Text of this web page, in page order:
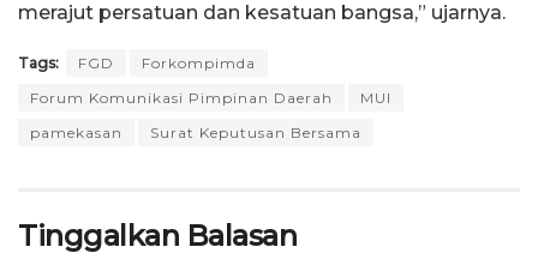
merajut persatuan dan kesatuan bangsa,” ujarnya.
Tags: FGD
Forkompimda
Forum Komunikasi Pimpinan Daerah
MUI
pamekasan
Surat Keputusan Bersama
Tinggalkan Balasan